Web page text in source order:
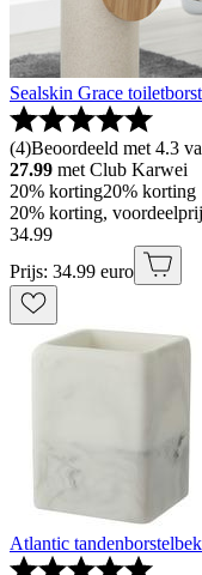
Sealskin Grace
(4)Beoordeeld met 4.3
27.99 met Club Karwei
20% korting20% korting
20% korting,
34.99
Prijs: 34.99 euro
Atlantic